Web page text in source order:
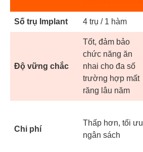
Số trụ Implant 4 trụ / 1 hàm
Độ vững chắc
Tốt, đảm bảo
chức năng ăn
nhai cho đa số
trường hợp mất
răng lâu năm
Chi phí
Thấp hơn, tối ưu
ngân sách